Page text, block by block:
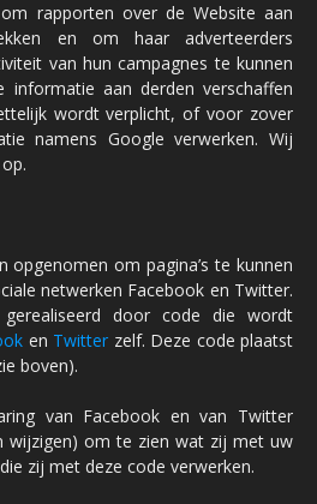
rapporten over de Website aan
en om haar adverteerders
van hun campagnes te kunnen
informatie aan derden verschaffen
wordt verplicht, of voor zover
namens Google verwerken. Wij
opgenomen om pagina’s te kunnen
netwerken Facebook en Twitter.
door code die wordt
en Twitter zelf. Deze code plaatst
boven).
van Facebook en van Twitter
wijzigen) om te zien wat zij met uw
zij met deze code verwerken.